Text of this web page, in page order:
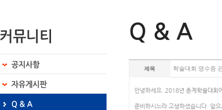
Q & A
제목 학술대회 영수증
안녕하세요. 2018년 춘계학술대회
준비하시느라 고생하셨습니다. 앞